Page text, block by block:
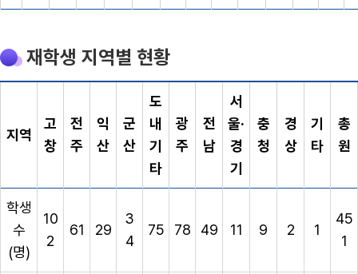
재학생 지역별 현황
지역
고
창
전
주
익
산
군
산
도
내
기
타
광
주
전
남
서
울·
경
기
충
청
경
상
기
타
총
원
학생
수
(명)
10
2
61 29
3
4
75 78 49 11 9 2 1
45
1